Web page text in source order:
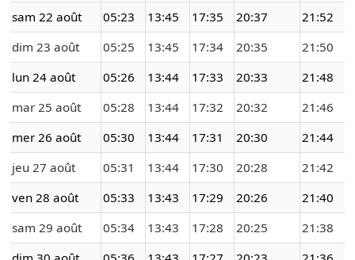
sam 22 août
05:23 13:45 17:35 20:37
21:52
dim 23 août
05:25 13:45 17:34 20:35
21:50
lun 24 août
05:26 13:44 17:33 20:33
21:48
mar 25 août
05:28 13:44 17:32 20:32
21:46
mer 26 août
05:30 13:44 17:31 20:30
21:44
jeu 27 août
05:31 13:44 17:30 20:28
21:42
ven 28 août
05:33 13:43 17:29 20:26
21:40
sam 29 août
05:34 13:43 17:28 20:25
21:38